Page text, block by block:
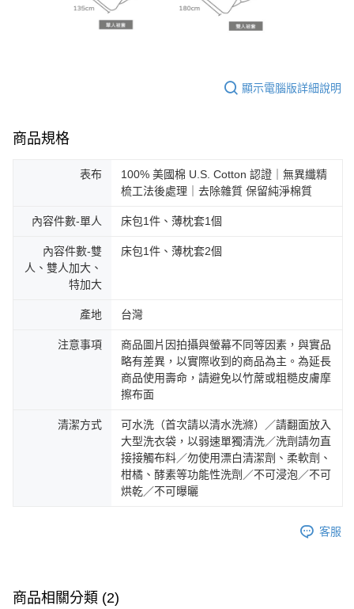
顯示電腦版詳細說明
商品規格
表布
100% 美國棉 U.S. Cotton 認證｜無異纖精
梳工法後處理｜去除雜質 保留純淨棉質
內容件數-單人 床包1件、薄枕套1個
內容件數-雙
人、雙人加大、
特加大
床包1件、薄枕套2個
產地 台灣
注意事項
商品圖片因拍攝與螢幕不同等因素，與實品
略有差異，以實際收到的商品為主。為延長
商品使用壽命，請避免以竹蓆或粗糙皮膚摩
擦布面
清潔方式
可水洗（首次請以清水洗滌）／請翻面放入
大型洗衣袋，以弱速單獨清洗／洗劑請勿直
接接觸布料／勿使用漂白清潔劑、柔軟劑、
柑橘、酵素等功能性洗劑／不可浸泡／不可
烘乾／不可曝曬
客服
商品相關分類 (2)